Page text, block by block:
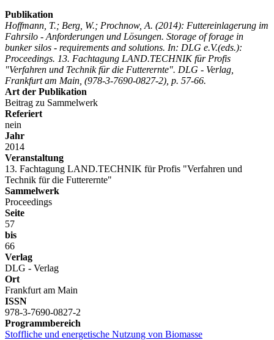
Publikation
Hoffmann, T.; Berg, W.; Prochnow, A. (2014): Futtereinlagerung im
Fahrsilo - Anforderungen und Lösungen. Storage of forage in
bunker silos - requirements and solutions. In: DLG e.V.(eds.):
Proceedings. 13. Fachtagung LAND.TECHNIK für Profis
"Verfahren und Technik für die Futterernte". DLG - Verlag,
Frankfurt am Main, (978-3-7690-0827-2), p. 57-66.
Art der Publikation
Beitrag zu Sammelwerk
Referiert
nein
Jahr
2014
Veranstaltung
13. Fachtagung LAND.TECHNIK für Profis "Verfahren und
Technik für die Futterernte"
Sammelwerk
Proceedings
Seite
57
bis
66
Verlag
DLG - Verlag
Ort
Frankfurt am Main
ISSN
978-3-7690-0827-2
Programmbereich
Stoffliche und energetische Nutzung von Biomasse